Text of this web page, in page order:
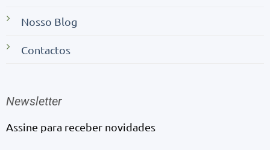
Nosso Blog
Contactos
Newsletter
Assine para receber novidades